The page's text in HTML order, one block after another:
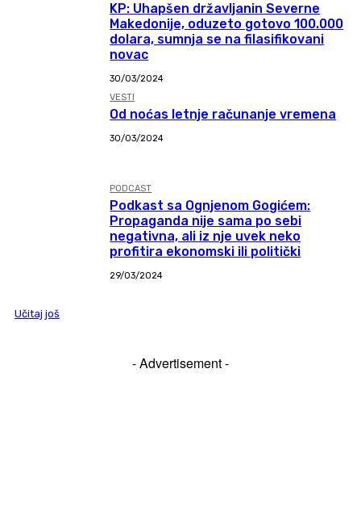
KP: Uhapšen državljanin Severne
Makedonije, oduzeto gotovo 100.000
dolara, sumnja se na filasifikovani
novac
30/03/2024
VESTI
Od noćas letnje računanje vremena
30/03/2024
PODCAST
Podkast sa Ognjenom Gogićem:
Propaganda nije sama po sebi
negativna, ali iz nje uvek neko
profitira ekonomski ili politički
29/03/2024
Učitaj još
- Advertisement -